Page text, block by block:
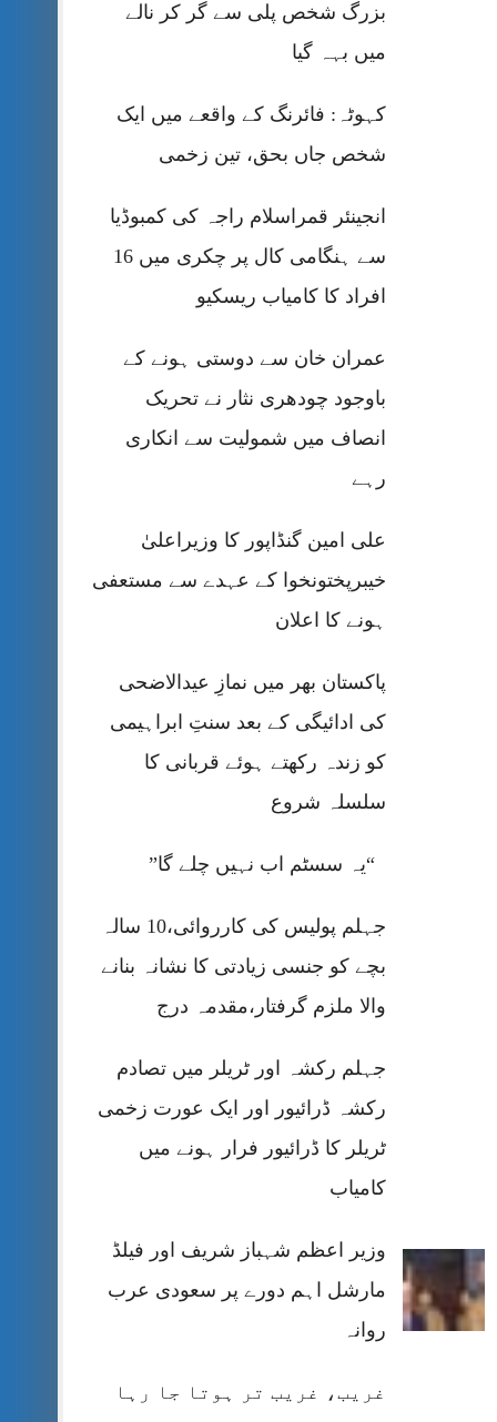
بزرگ شخص پلی سے گر کر نالے
میں بہہ گیا
کہوٹہ: فائرنگ کے واقعے میں ایک
شخص جاں بحق، تین زخمی
انجینئر قمراسلام راجہ کی کمبوڈیا
سے ہنگامی کال پر چکری میں 16
افراد کا کامیاب ریسکیو
عمران خان سے دوستی ہونے کے
باوجود چودھری نثار نے تحریک
انصاف میں شمولیت سے انکاری
رہے
علی امین گنڈاپور کا وزیراعلیٰ
خیبرپختونخوا کے عہدے سے مستعفی
ہونے کا اعلان
پاکستان بھر میں نمازِ عیدالاضحی
کی ادائیگی کے بعد سنتِ ابراہیمی
کو زندہ رکھتے ہوئے قربانی کا
سلسلہ شروع
“یہ سسٹم اب نہیں چلے گا”
جہلم پولیس کی کارروائی،10 سالہ
بچے کو جنسی زیادتی کا نشانہ بنانے
والا ملزم گرفتار،مقدمہ درج
جہلم رکشہ اور ٹریلر میں تصادم
رکشہ ڈرائیور اور ایک عورت زخمی
ٹریلر کا ڈرائیور فرار ہونے میں
کامیاب
وزیر اعظم شہباز شریف اور فیلڈ
مارشل اہم دورے پر سعودی عرب
روانہ
غریب، غریب تر ہوتا جا رہا